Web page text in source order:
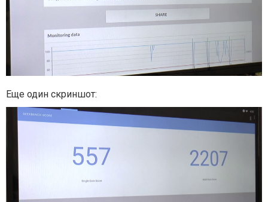
Еще один скриншот: